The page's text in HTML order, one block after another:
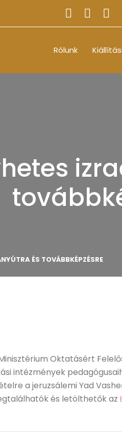
Rólunk
ÉS TOVÁBBKÉPZÉSRE
Oktatásért
intézmények
a jeruzsálemi Yad
és letölthetők az